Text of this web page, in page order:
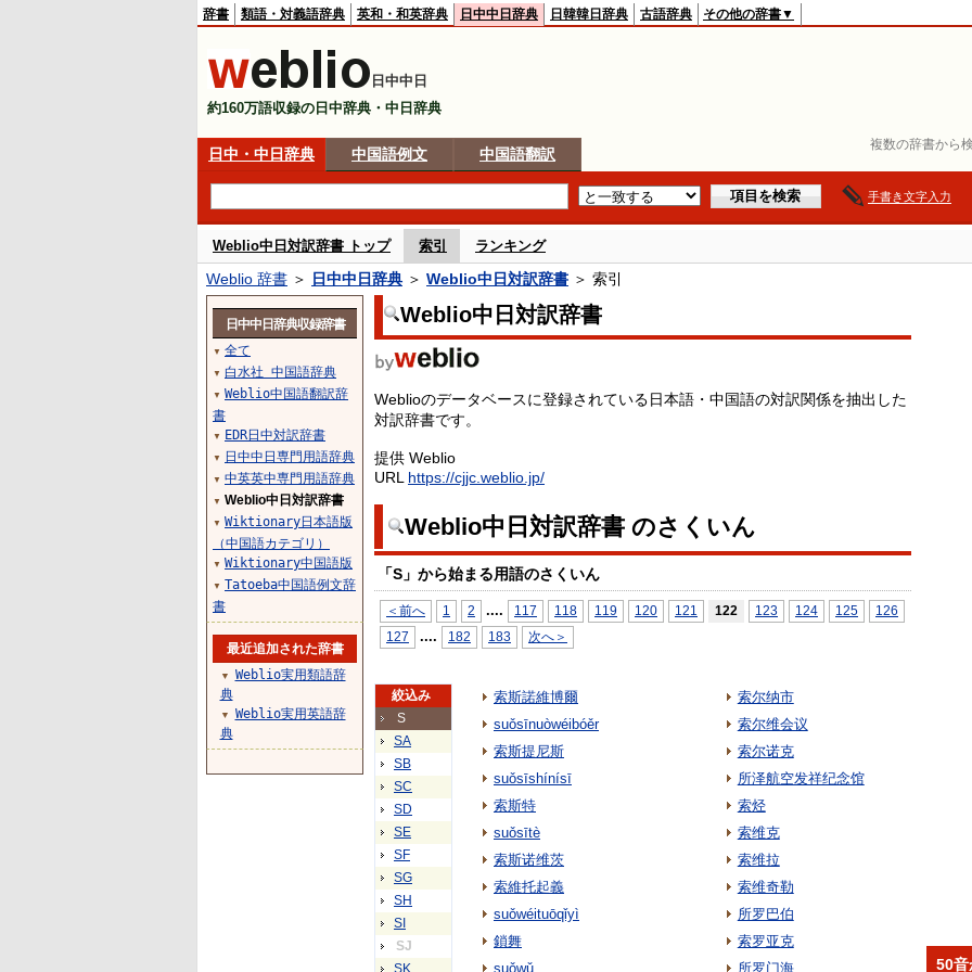
複数の辞書から
辞書 類語・対義語辞典 英和・和英辞典 日中中日辞典 日韓韓日辞典 古語辞典 その他の辞書▼
日中中日
約160万語収録の日中辞典・中日辞典
日中・中日辞典 中国語例文 中国語翻訳
手書き文字入力
Weblio中日対訳辞書 トップ 索引 ランキング
Weblio 辞書 ＞ 日中中日辞典 ＞ Weblio中日対訳辞書 ＞ 索引
Weblio中日対訳辞書
Weblioのデータベースに登録されている日本語・中国語の対訳関係を抽出した
対訳辞書です。
提供 Weblio
URL https://cjjc.weblio.jp/
Weblio中日対訳辞書 のさくいん
「S」から始まる用語のさくいん
＜前へ 1 2 .... 117 118 119 120 121 122 123 124 125
126
127
.... 182 183 次へ＞
絞込み
S
SA
SB
SC
SD
SE
SF
SG
SH
SI
SJ
SK
索斯諾維博爾
suǒsīnuòwéibóěr
索斯提尼斯
suǒsīshínísī
索斯特
suǒsītè
索斯诺维茨
索維托起義
suǒwéituōqǐyì
鎖舞
suǒwǔ
索尔纳市
索尔维会议
索尔诺克
所泽航空发祥纪念馆
索烃
索维克
索维拉
索维奇勒
所罗巴伯
索罗亚克
所罗门海
日中中日辞典収録辞書
▼ 全て
▼ 白水社 中国語辞典
▼ Weblio中国語翻訳辞
書
▼ EDR日中対訳辞書
▼ 日中中日専門用語辞典
▼ 中英英中専門用語辞典
▼ Weblio中日対訳辞書
▼ Wiktionary日本語版
（中国語カテゴリ）
▼ Wiktionary中国語版
▼ Tatoeba中国語例文辞
書
最近追加された辞書
▼
Weblio実用類語辞
典
▼
Weblio実用英語辞
典
50音